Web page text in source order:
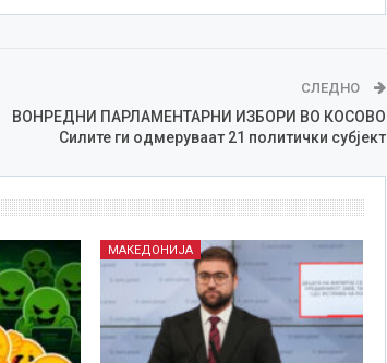
СЛЕДНО
ВОНРЕДНИ ПАРЛАМЕНТАРНИ ИЗБОРИ ВО КОСОВО
Силите ги одмеруваат 21 политички субјект
МАКЕДОНИЈА